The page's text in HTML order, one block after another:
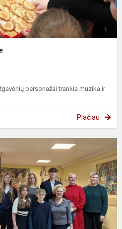
personažai trankia muzika ir
Plačiau